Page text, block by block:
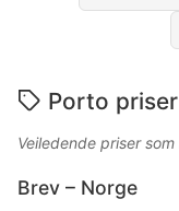
Porto
Veiledende priser
Brev – Norge